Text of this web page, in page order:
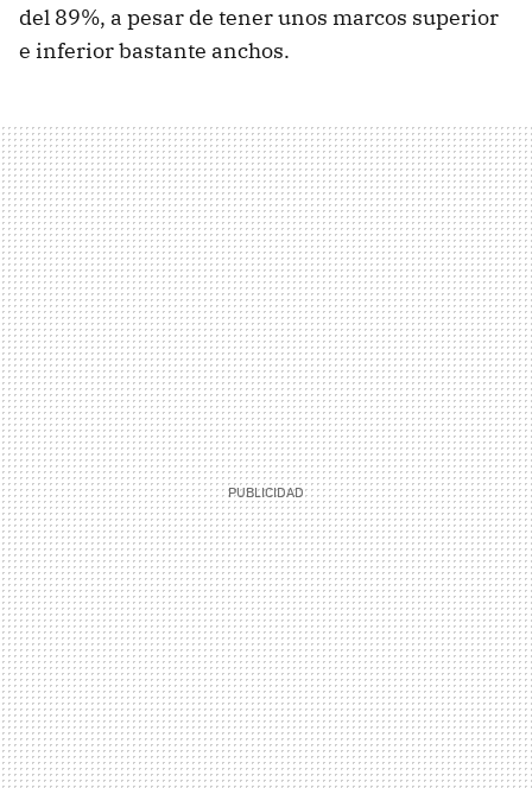
del 89%, a pesar de tener unos marcos superior
e inferior bastante anchos.